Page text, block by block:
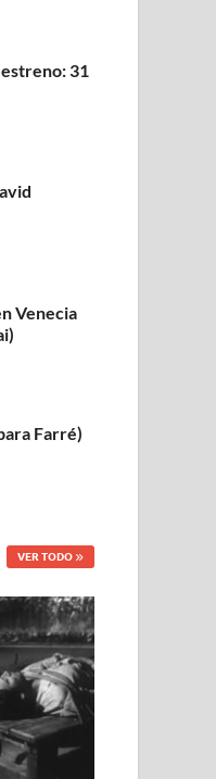
31
Venecia
Farré)
VER TODO